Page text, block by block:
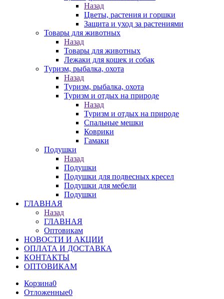
Назад
Цветы, растения и горшки
Защита и уход за растениями
Товары для животных
Назад
Товары для животных
Лежаки для кошек и собак
Туризм, рыбалка, охота
Назад
Туризм, рыбалка, охота
Туризм и отдых на природе
Назад
Туризм и отдых на природе
Спальные мешки
Коврики
Гамаки
Подушки
Назад
Подушки
Подушки для подвесных кресел
Подушки для мебели
Подушки
ГЛАВНАЯ
Назад
ГЛАВНАЯ
Оптовикам
НОВОСТИ И АКЦИИ
ОПЛАТА И ДОСТАВКА
КОНТАКТЫ
ОПТОВИКАМ
Корзина0
Отложенные0